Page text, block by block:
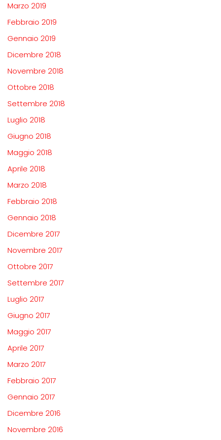
Marzo 2019
Febbraio 2019
Gennaio 2019
Dicembre 2018
Novembre 2018
Ottobre 2018
Settembre 2018
Luglio 2018
Giugno 2018
Maggio 2018
Aprile 2018
Marzo 2018
Febbraio 2018
Gennaio 2018
Dicembre 2017
Novembre 2017
Ottobre 2017
Settembre 2017
Luglio 2017
Giugno 2017
Maggio 2017
Aprile 2017
Marzo 2017
Febbraio 2017
Gennaio 2017
Dicembre 2016
Novembre 2016